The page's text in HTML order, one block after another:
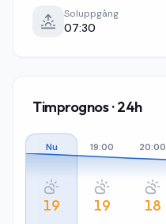
Soluppgång
07:30
Timprognos · 24h
Nu
19
19:00
19
20:00
18